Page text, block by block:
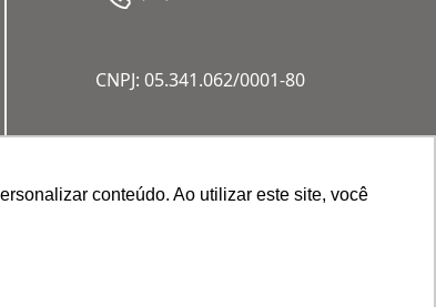
conteúdo. Ao utilizar este site, você
CNPJ: 05.341.062/0001-80